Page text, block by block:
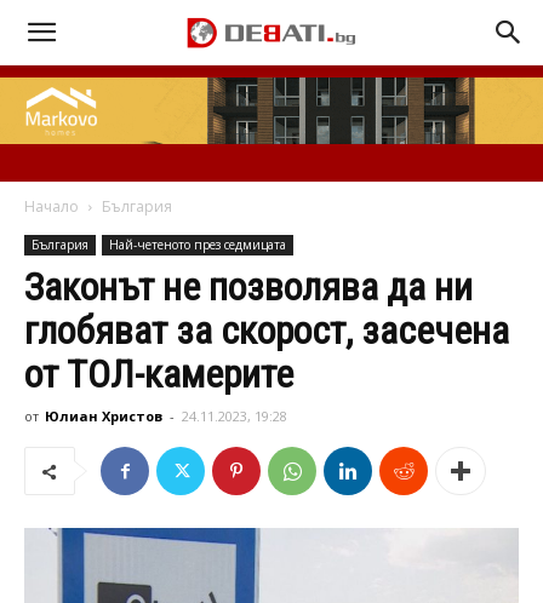
Начало България
България Най-четеното през седмицата
Законът не позволява да ни
глобяват за скорост, засечена
от ТОЛ-камерите
от Юлиан Христов - 24.11.2023, 19:28